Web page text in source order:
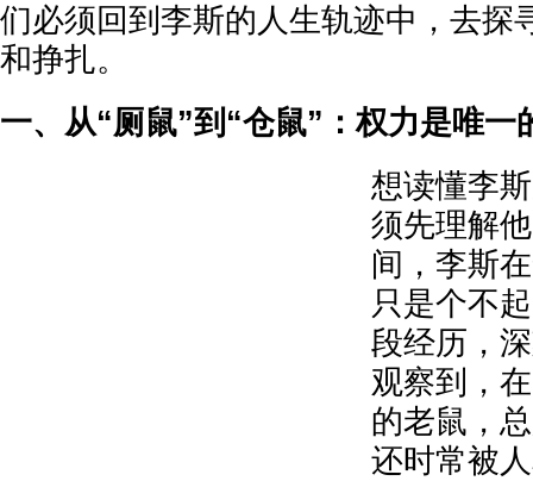
们必须回到李斯的人生轨迹中，去探
和挣扎。
一、从“厕鼠”到“仓鼠”：权力是唯一
想读懂李
须先理解
间，李斯
只是个不
段经历，
观察到，
的老鼠，
还时常被